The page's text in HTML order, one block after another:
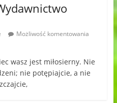
Możliwość komentowania
wasz jest miłosierny. Nie
nie potępiajcie, a nie